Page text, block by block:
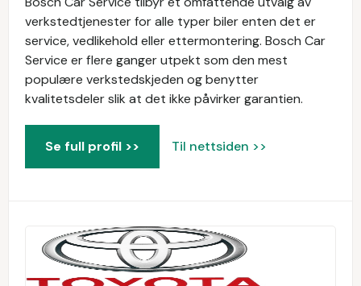
verkstedtjenester for alle typer biler enten det er
service, vedlikehold eller ettermontering. Bosch Car
Service er flere ganger utpekt som den mest
populære verkstedskjeden og benytter
kvalitetsdeler slik at det ikke påvirker garantien.
Se full profil >> Til nettsiden >>